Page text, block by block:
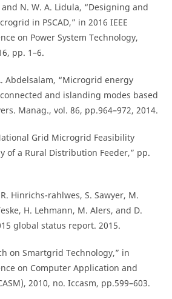
and N. W. A. Lidula, “Designing and
in PSCAD,” in 2016 IEEE
on Power System Technology,
pp. 1–6.
Abdelsalam, “Microgrid energy
and islanding modes based
Manag., vol. 86, pp.964–972, 2014.
Grid Microgrid Feasibility
of a Rural Distribution Feeder,” pp.
Hinrichs-rahlwes, S. Sawyer, M.
H. Lehmann, M. Alers, and D.
global status report. 2015.
on Smartgrid Technology,” in
on Computer Application and
2010, no. Iccasm, pp.599–603.